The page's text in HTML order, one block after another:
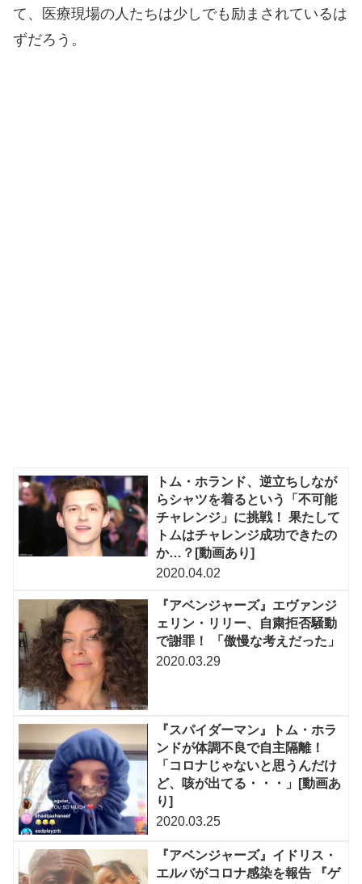
て、医療現場の人たちは少しでも励まされているは
ずだろう。
トム・ホランド、逆立ちしなが
らシャツを着るという「不可能
チャレンジ」に挑戦！ 果たして
トムはチャレンジ成功できたの
か…？[動画あり]
2020.04.02
『アベンジャーズ』エヴァンジ
ェリン・リリー、自粛拒否騒動
で謝罪！ 「傲慢な考えだった」
2020.03.29
『スパイダーマン』トム・ホラ
ンドが体調不良で自主隔離！
「コロナじゃないと思うんだけ
ど、咳が出てる・・・」[動画あ
り]
2020.03.25
『アベンジャーズ』イドリス・
エルバがコロナ感染を報告 『ゲ